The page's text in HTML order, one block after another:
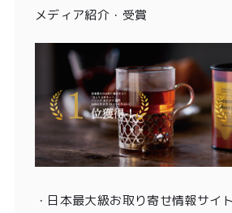
メディア紹介・受賞
・ 日本最大級お取り寄せ情報サイ